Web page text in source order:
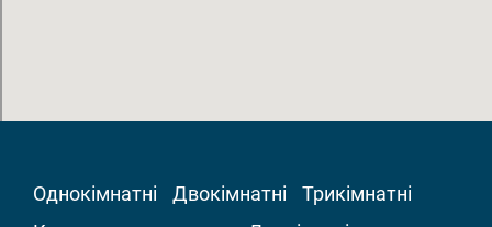
Однокімнатні Двокімнатні
Трикімнатні